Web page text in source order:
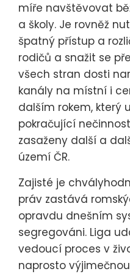
míře navštěvovat
a školy. Je rovněž
špatný přístup a
rodičů a snažit se
všech stran dosti
kanály na místní i
dalším rokem, který
pokračující
zasaženy další a
území ČR.
Zajisté je
práv zastává
opravdu dnešním
segregováni. Liga
vedoucí proces v
naprosto